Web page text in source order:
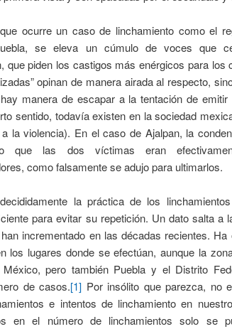
ocurre un caso de linchamiento como el
se eleva un cúmulo de voces que
que piden los castigos más enérgicos para los
opinan de manera airada al respecto,
manera de escapar a la tentación de
sentido, todavía existen en la sociedad
la violencia). En el caso de Ajalpan, la
que las dos víctimas eran
como falsamente se adujo para ultimarlos.
la práctica de los
para evitar su repetición. Un dato salta a
incrementado en las décadas recientes.
los lugares donde se efectúan, aunque la
pero también Puebla y el Distrito
de casos.[1] Por insólito que parezca, no
e intentos de linchamiento en
en el número de linchamientos solo se